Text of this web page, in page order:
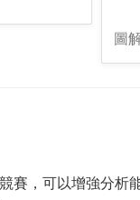
圖
，可以增強分析